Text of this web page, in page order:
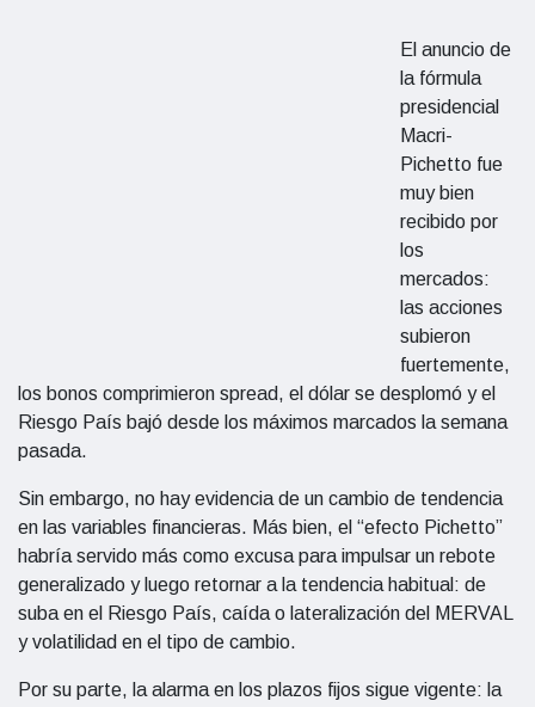
El anuncio de
la fórmula
presidencial
Macri-
Pichetto fue
muy bien
recibido por
los
mercados:
las acciones
subieron
fuertemente,
los bonos comprimieron spread, el dólar se desplomó y el
Riesgo País bajó desde los máximos marcados la semana
pasada.
Sin embargo, no hay evidencia de un cambio de tendencia
en las variables financieras. Más bien, el “efecto Pichetto”
habría servido más como excusa para impulsar un rebote
generalizado y luego retornar a la tendencia habitual: de
suba en el Riesgo País, caída o lateralización del MERVAL
y volatilidad en el tipo de cambio.
Por su parte, la alarma en los plazos fijos sigue vigente: la